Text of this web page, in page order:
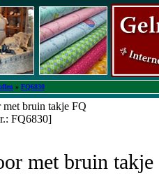
» FQ6830
met bruin takje FQ
FQ6830]
met bruin takje